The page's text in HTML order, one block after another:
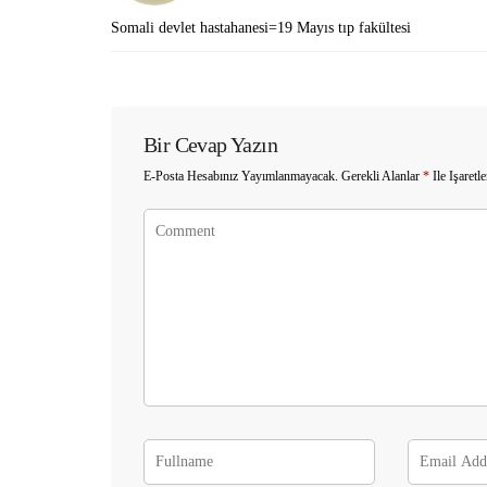
Somali devlet hastahanesi=19 Mayıs tıp fakültesi
Bir Cevap Yazın
E-Posta Hesabınız Yayımlanmayacak. Gerekli Alanlar * Ile